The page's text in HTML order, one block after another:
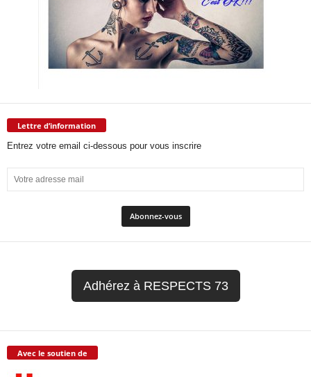
Lettre d’information
Entrez votre email ci-dessous pour vous inscrire
Adhérez à RESPECTS 73
Avec le soutien de